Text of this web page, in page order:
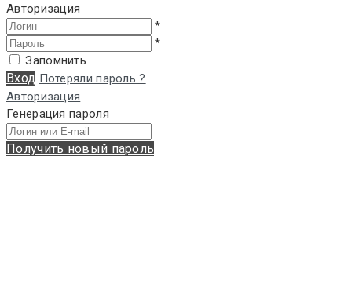
Авторизация
*
*
Запомнить
Вход Потеряли пароль ?
Авторизация
Генерация пароля
Получить новый пароль